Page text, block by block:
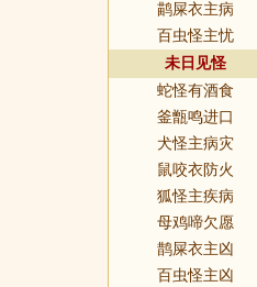
鹋屎衣主病
百虫怪主忧
未日见怪
蛇怪有酒食
釜甑鸣进口
犬怪主病灾
鼠咬衣防火
狐怪主疾病
母鸡啼欠愿
鹊屎衣主凶
百虫怪主凶